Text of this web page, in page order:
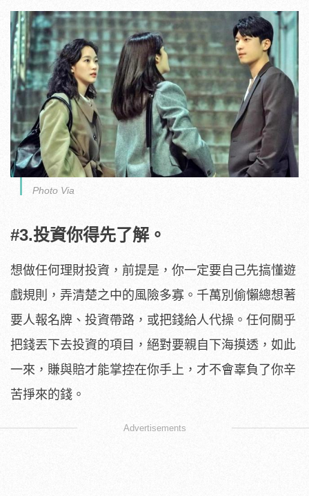
Photo Via
#3.投資你得先了解。
想做任何理財投資，前提是，你一定要自己先搞懂遊
戲規則，弄清楚之中的風險多寡。千萬別偷懶總想著
要人報名牌、投資帶路，或把錢給人代操。任何關乎
把錢丟下去投資的項目，絕對要親自下海摸透，如此
一來，賺與賠才能掌控在你手上，才不會辜負了你辛
苦掙來的錢。
Advertisements